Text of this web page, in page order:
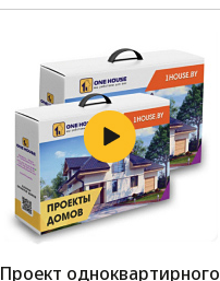
Проект одноквартирного